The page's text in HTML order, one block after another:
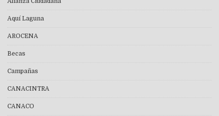
Aquí Laguna
AROCENA
Becas
Campañas
CANACINTRA
CANACO